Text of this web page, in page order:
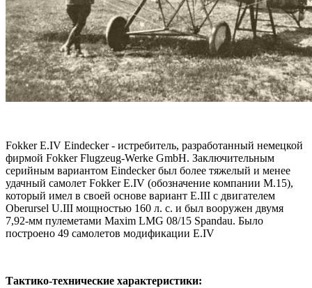
Fokker E.IV Eindecker - истребитель, разработанный немецкой
фирмой Fokker Flugzeug-Werke GmbH. Заключительным
серийным вариантом Eindecker был более тяжелый и менее
удачный самолет Fokker Е.IV (обозначение компании M.15),
который имел в своей основе вариант E.III с двигателем
Oberursel U.III мощностью 160 л. с. и был вооружен двумя
7,92-мм пулеметами Maxim LMG 08/15 Spandau. Было
построено 49 самолетов модификации E.IV
Тактико-технические характеристики: